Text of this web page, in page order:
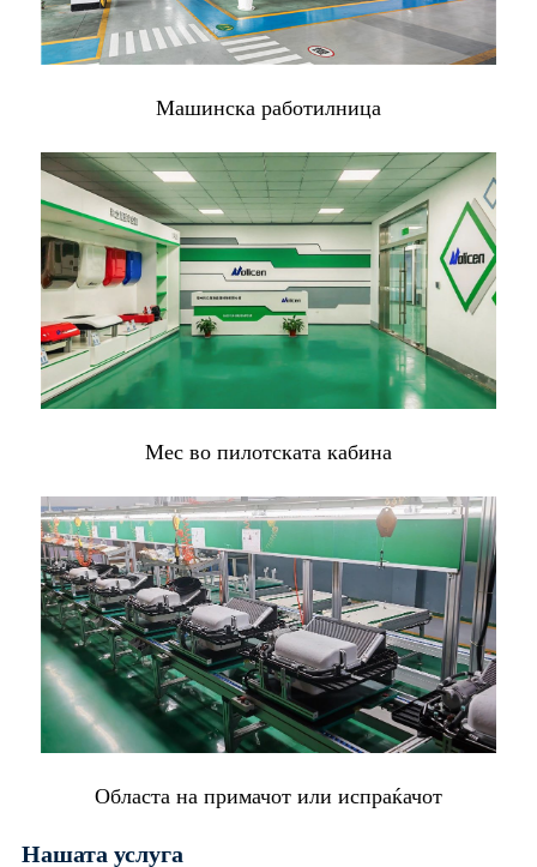
Машинска работилница
Мес во пилотската кабина
Областа на примачот или испраќачот
Нашата услуга